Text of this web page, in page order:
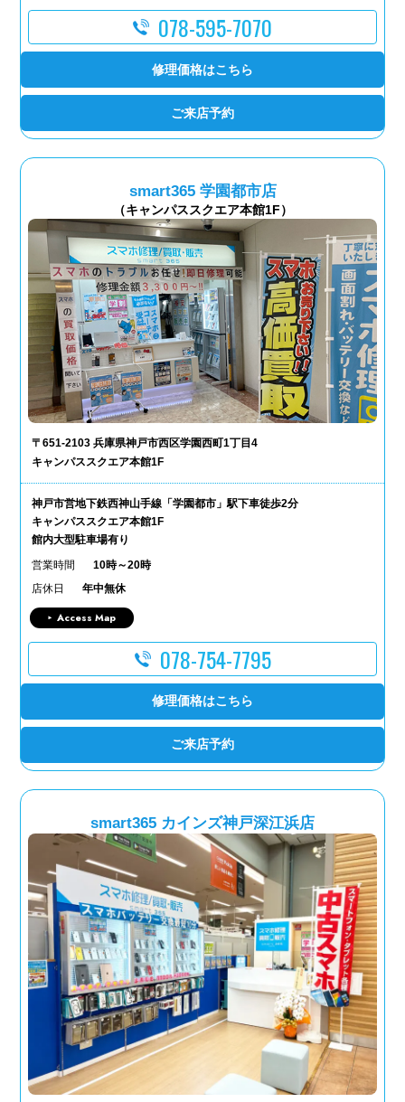
078-595-7070
修理価格はこちら
ご来店予約
smart365 学園都市店
（キャンパススクエア本館1F）
〒651-2103 兵庫県神戸市西区学園西町1丁目4
キャンパススクエア本館1F
神戸市営地下鉄西神山手線「学園都市」駅下車徒歩2分
キャンパススクエア本館1F
館内大型駐車場有り
営業時間
10時～20時
店休日
年中無休
Access Map
078-754-7795
修理価格はこちら
ご来店予約
smart365 カインズ神戸深江浜店